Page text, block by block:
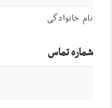
نام خانوادگی
شماره تماس